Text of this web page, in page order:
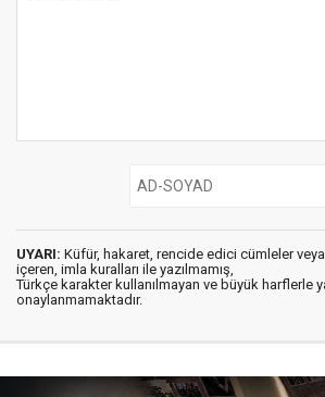
UYARI: Küfür, hakaret, rencide edici cümleler veya
içeren, imla kuralları ile yazılmamış,
Türkçe karakter kullanılmayan ve büyük harflerle
onaylanmamaktadır.